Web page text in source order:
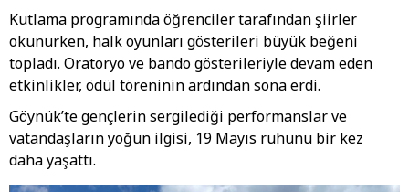
Kutlama programında öğrenciler tarafından şiirler
okunurken, halk oyunları gösterileri büyük beğeni
topladı. Oratoryo ve bando gösterileriyle devam eden
etkinlikler, ödül töreninin ardından sona erdi.
Göynük’te gençlerin sergilediği performanslar ve
vatandaşların yoğun ilgisi, 19 Mayıs ruhunu bir kez
daha yaşattı.